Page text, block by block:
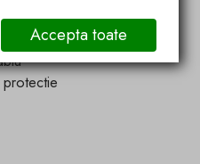
Accepta toate